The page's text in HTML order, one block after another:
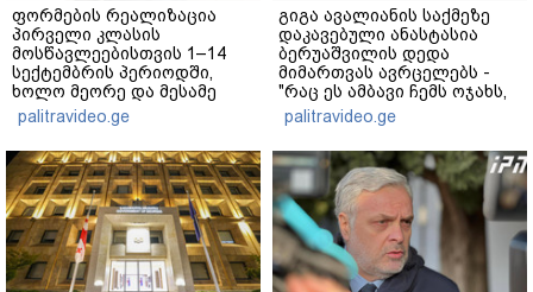
ფორმების რეალიზაცია
პირველი კლასის
მოსწავლეებისთვის 1–14
სექტემბრის პერიოდში,
ხოლო მეორე და მესამე
ეტაპებზე...
palitravideo.ge
გიგა ავალიანის საქმეზე
დაკავებული ანასტასია
ბერუაშვილის დედა
მიმართვას ავრცელებს -
"რაც ეს ამბავი ჩემს ოჯახს,
ჩემს ანასტასიას გადახდა
თავს, მის მერე მე მე არ
ვარ"
palitravideo.ge